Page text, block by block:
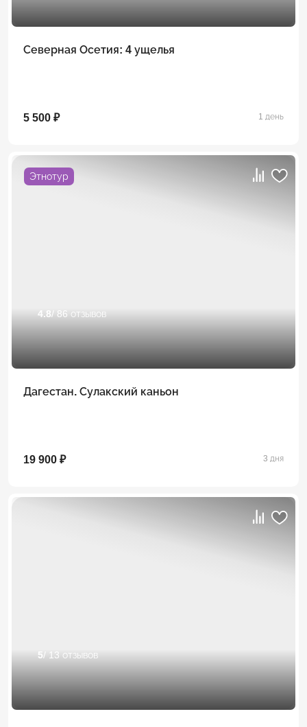
Северная Осетия: 4 ущелья
5 500 ₽ 1 день
Этнотур
4.8/ 86 отзывов
Дагестан. Сулакский каньон
19 900 ₽ 3 дня
5/ 13 отзывов